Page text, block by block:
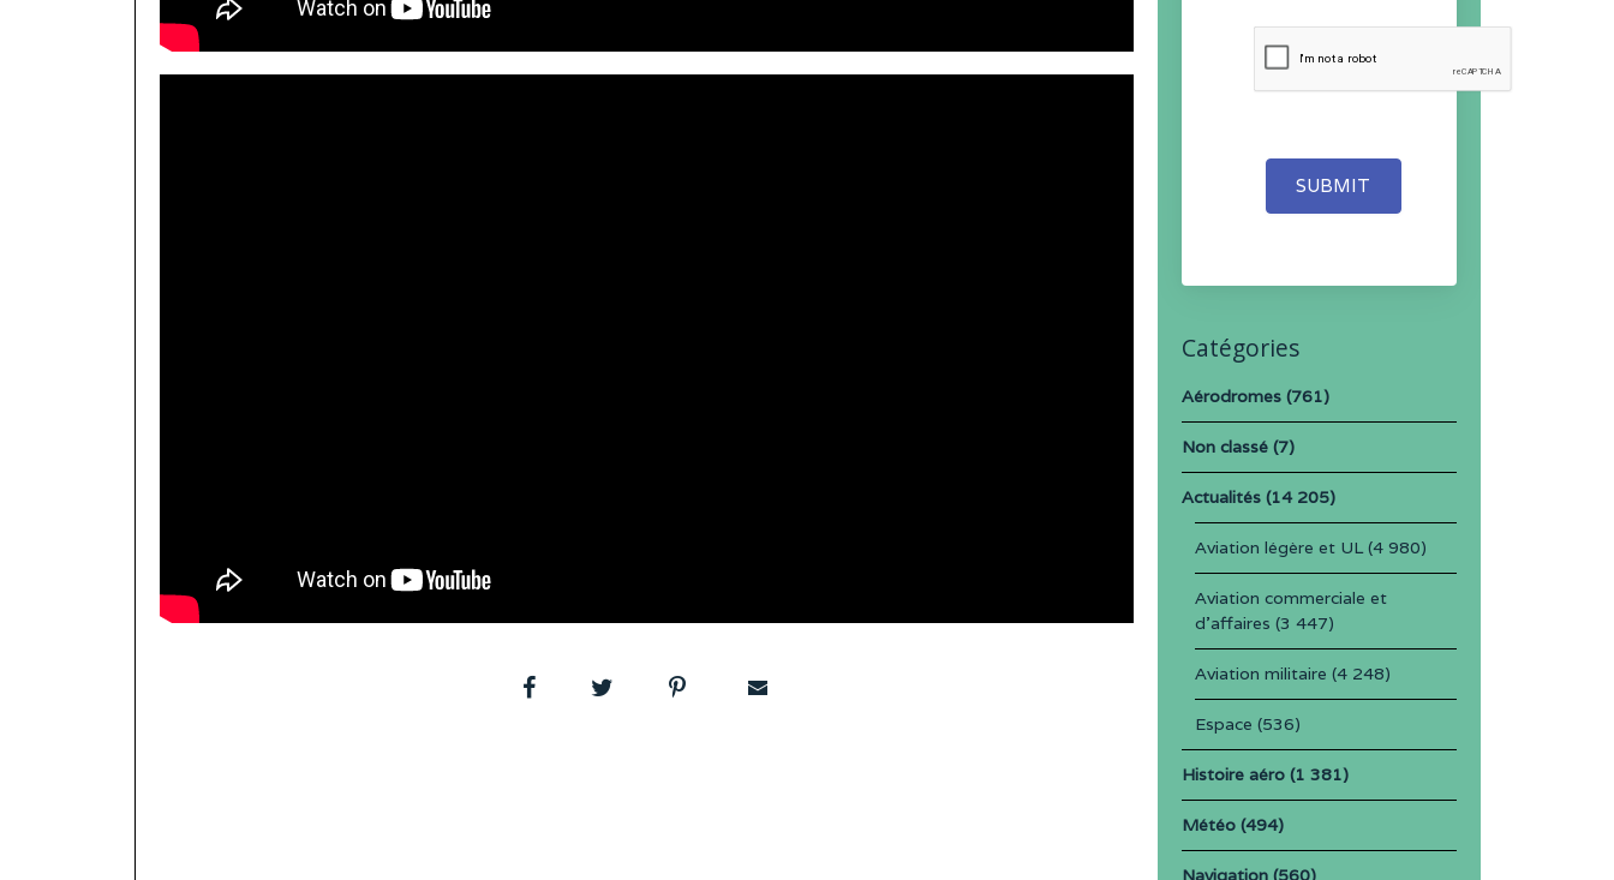
SUBMIT
Catégories
Aérodromes(761)
Non classé(7)
Actualités(14 205)
Aviation légère et UL(4 980)
Aviation commerciale et
d'affaires (3 447)
Aviation militaire (4 248)
Espace (536)
Histoire aéro(1 381)
Météo(494)
Navigation(560)